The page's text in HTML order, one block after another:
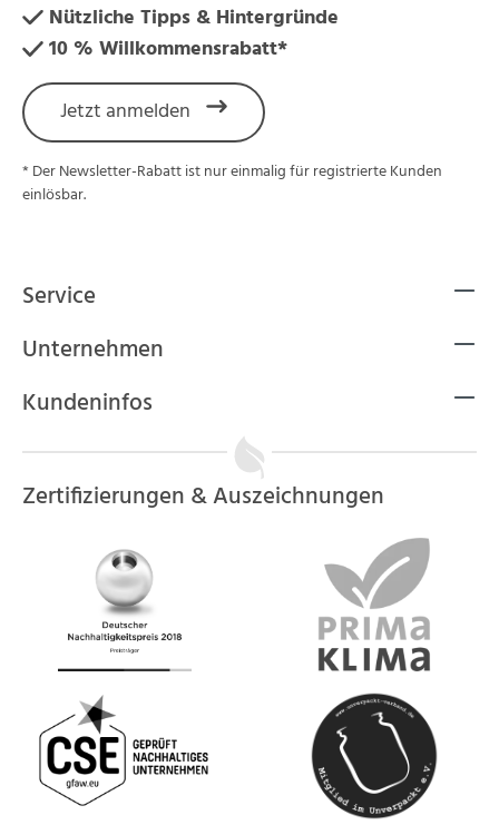
Nützliche Tipps & Hintergründe
10 % Willkommensrabatt*
Jetzt anmelden
* Der Newsletter-Rabatt ist nur einmalig für registrierte Kunden
einlösbar.
Service
Unternehmen
Kundeninfos
Zertifizierungen & Auszeichnungen